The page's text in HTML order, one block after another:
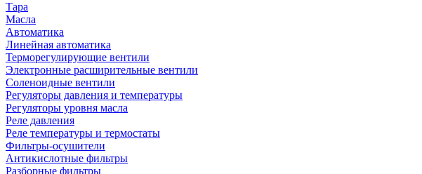
Тара
Масла
Автоматика
Линейная автоматика
Терморегулирующие вентили
Электронные расширительные вентили
Соленоидные вентили
Регуляторы давления и температуры
Регуляторы уровня масла
Реле давления
Реле температуры и термостаты
Фильтры-осушители
Антикислотные фильтры
Разборные фильтры